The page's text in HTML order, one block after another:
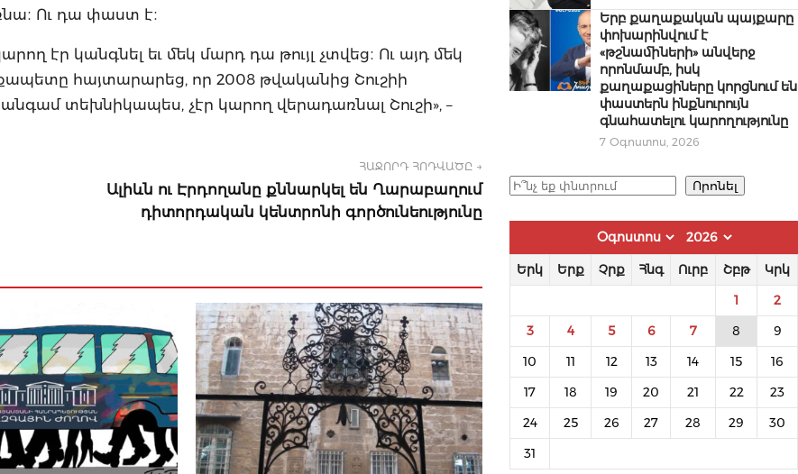
Ու դա փաստ է։
էր կանգնել եւ մեկ մարդ դա թույլ չտվեց։ Ու այդ մեկ
հայտարարեց, որ 2008 թվականից Շուշիի
տեխնիկապես, չէր կարող վերադառնալ Շուշի», –
ՀԱՋՈՐԴ ՀՈԴՎԱԾԸ →
Ալիևն ու Էրդողանը քննարկել են Ղարաբաղում
դիտորդական կենտրոնի գործունեությունը
Երբ քաղաքական պայքարը
փոխարինվում է
«թշնամիների» անվերջ
որոնմամբ, իսկ
քաղաքացիները կորցնում են
փաստերն ինքնուրույն
գնահատելու կարողությունը
7 Օգոստոս, 2026
Որոնել Որոնել
Երկ Երք Չրք Հնգ Ուրբ Շբթ Կրկ
1 2
3 4 5 6 7 8 9
10 11 12 13 14 15 16
17 18 19 20 21 22 23
24 25 26 27 28 29 30
31